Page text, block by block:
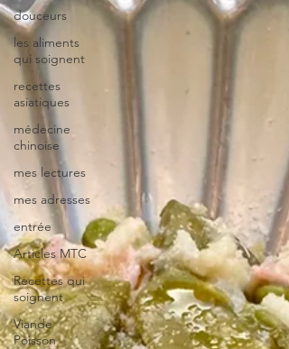
douceurs
les aliments
qui soignent
recettes
asiatiques
médecine
chinoise
mes lectures
mes adresses
entrée
Articles MTC
Recettes qui
soignent
Viande
Poisson